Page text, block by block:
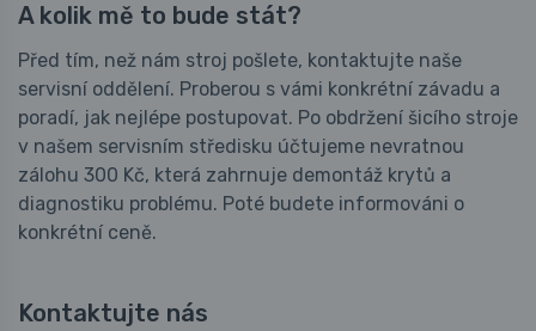
A kolik mě to bude stát?
Před tím, než nám stroj pošlete, kontaktujte naše
servisní oddělení. Proberou s vámi konkrétní závadu a
poradí, jak nejlépe postupovat. Po obdržení šicího stroje
v našem servisním středisku účtujeme nevratnou
zálohu 300 Kč, která zahrnuje demontáž krytů a
diagnostiku problému. Poté budete informováni o
konkrétní ceně.
Kontaktujte nás